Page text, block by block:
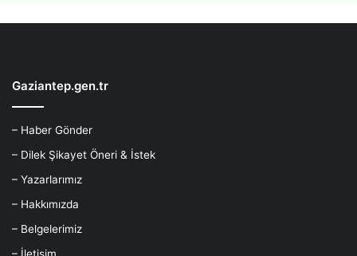
Gaziantep.gen.tr
– Haber Gönder
– Dilek Şikayet Öneri & İstek
– Yazarlarımız
– Hakkımızda
– Belgelerimiz
– İletişim